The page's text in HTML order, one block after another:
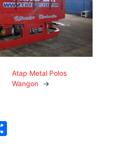
Atap Metal Polos
Wangon
→